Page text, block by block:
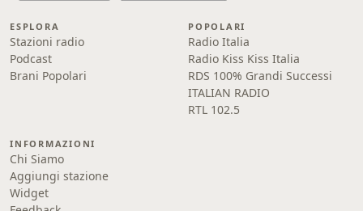
ESPLORA
Stazioni radio
Podcast
Brani Popolari
POPOLARI
Radio Italia
Radio Kiss Kiss Italia
RDS 100% Grandi Successi
ITALIAN RADIO
RTL 102.5
INFORMAZIONI
Chi Siamo
Aggiungi stazione
Widget